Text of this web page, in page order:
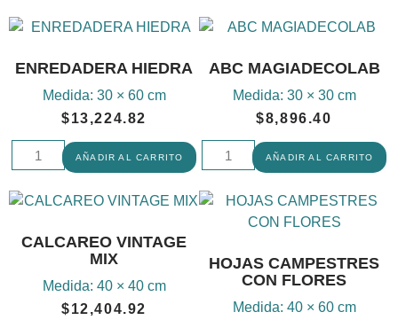
ENREDADERA HIEDRA
Medida: 30 × 60 cm
$13,224.82
AÑADIR AL CARRITO
ABC MAGIADECOLAB
Medida: 30 × 30 cm
$8,896.40
AÑADIR AL CARRITO
CALCAREO VINTAGE
MIX
Medida: 40 × 40 cm
$12,404.92
HOJAS CAMPESTRES
CON FLORES
Medida: 40 × 60 cm